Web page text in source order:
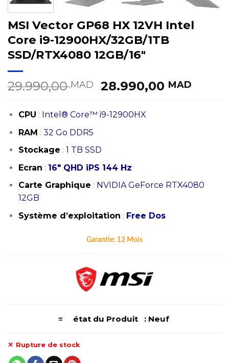
MSI Vector GP68 HX 12VH Intel
Core i9-12900HX/32GB/1TB
SSD/RTX4080 12GB/16″
29.990,00MAD
Le
initial
était :
28.990,00 MAD
CPU : Intel® Core™ i9-12900HX
RAM : 32 Go DDR5
Stockage : 1 TB SSD
Ecran : 16″ QHD iPS 144 Hz
Carte Graphique : NVIDIA GeForce RTX4080
12GB
Système d’exploitation : Free Dos
Garantie: 12 Mois
≡ état du Produit : Neuf
Rupture de stock